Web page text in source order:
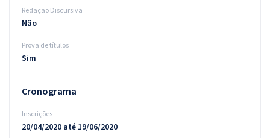
Redação Discursiva
Não
Prova de títulos
Sim
Cronograma
Inscrições
20/04/2020 até 19/06/2020